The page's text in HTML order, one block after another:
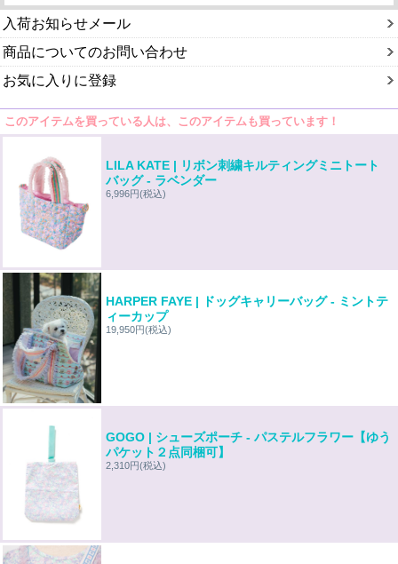
入荷お知らせメール
商品についてのお問い合わせ
お気に入りに登録
このアイテムを買っている人は、このアイテムも買っています！
LILA KATE | リボン刺繍キルティングミニトート
バッグ - ラベンダー
6,996円(税込)
HARPER FAYE | ドッグキャリーバッグ - ミントテ
ィーカップ
19,950円(税込)
GOGO | シューズポーチ - パステルフラワー【ゆう
パケット２点同梱可】
2,310円(税込)